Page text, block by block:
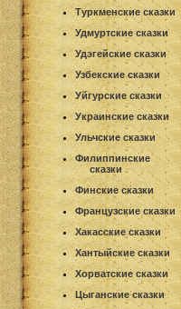
Туркменские сказки
Удмуртские сказки
Удэгейские сказки
Узбекские сказки
Уйгурские сказки
Украинские сказки
Ульчские сказки
Филиппинские
сказки
Финские сказки
Французские сказки
Хакасские сказки
Хантыйские сказки
Хорватские сказки
Цыганские сказки